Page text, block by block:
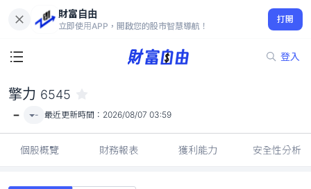
財富自由
立即使用APP，開啟您的股市智慧導航！
打開
登入
-
擎力 6545
- - 最近更新時間： 2026/08/07 03:59
個股概覽 財務報表 獲利能力 安全性分析